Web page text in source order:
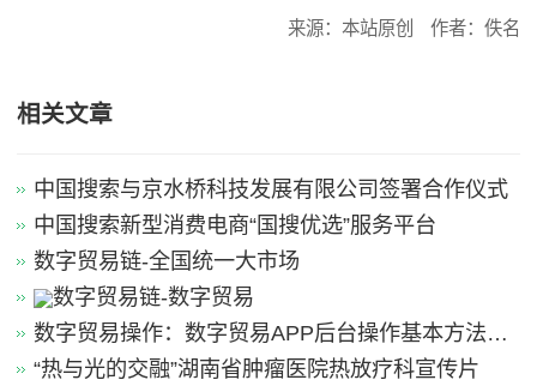
来源：本站原创 作者：佚名
相关文章
中国搜索与京水桥科技发展有限公司签署合作仪式
中国搜索新型消费电商“国搜优选”服务平台
数字贸易链-全国统一大市场
数字贸易链-数字贸易
数字贸易操作：数字贸易APP后台操作基本方法引
导
“热与光的交融”湖南省肿瘤医院热放疗科宣传片